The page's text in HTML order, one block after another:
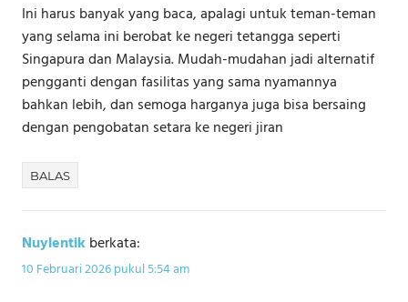
Ini harus banyak yang baca, apalagi untuk teman-teman
yang selama ini berobat ke negeri tetangga seperti
Singapura dan Malaysia. Mudah-mudahan jadi alternatif
pengganti dengan fasilitas yang sama nyamannya
bahkan lebih, dan semoga harganya juga bisa bersaing
dengan pengobatan setara ke negeri jiran
BALAS
Nuylentikberkata:
10 Februari 2026 pukul 5:54 am